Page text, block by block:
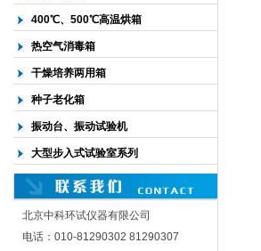
400℃、500℃高温烘箱
热空气消毒箱
干燥培养两用箱
种子老化箱
振动台、振动试验机
大型步入式试验室系列
北京中科环试仪器有限公司
电话：010-81290302 81290307